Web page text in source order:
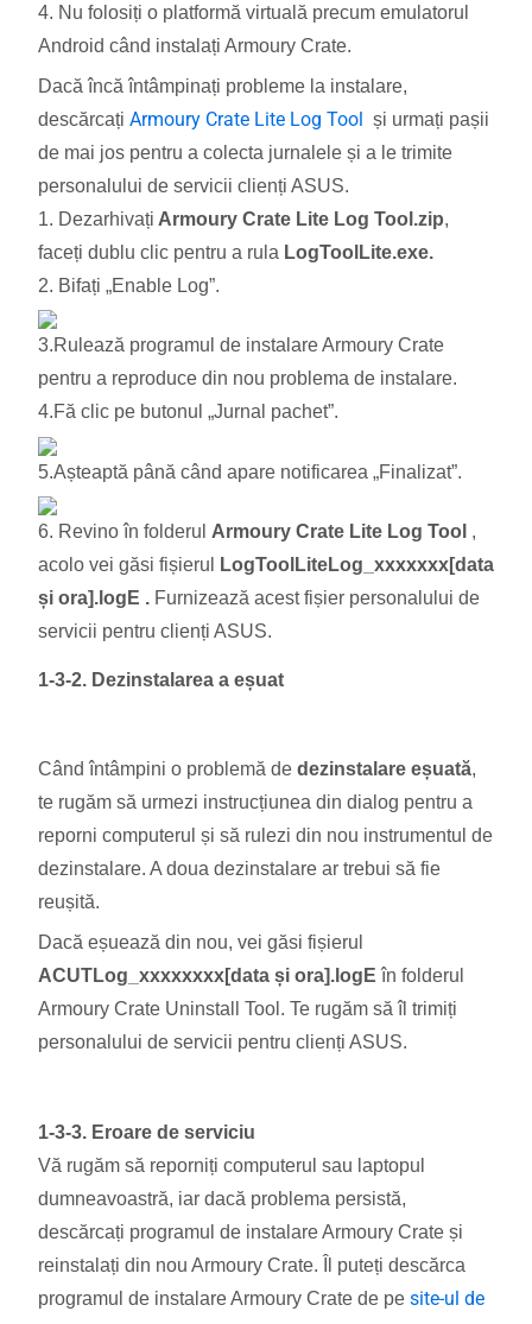
4. Nu folosiți o platformă virtuală precum emulatorul
Android când instalați Armoury Crate.
Dacă încă întâmpinați probleme la instalare,
descărcați Armoury Crate Lite Log Tool și urmați pașii
de mai jos pentru a colecta jurnalele și a le trimite
personalului de servicii clienți ASUS.
1. Dezarhivați Armoury Crate Lite Log Tool.zip,
faceți dublu clic pentru a rula LogToolLite.exe.
2. Bifați „Enable Log”.
3.Rulează programul de instalare Armoury Crate
pentru a reproduce din nou problema de instalare.
4.Fă clic pe butonul „Jurnal pachet”.
5.Așteaptă până când apare notificarea „Finalizat”.
6. Revino în folderul Armoury Crate Lite Log Tool ,
acolo vei găsi fișierul
LogToolLiteLog_xxxxxxx[data
și ora].logE . Furnizează acest fișier personalului de
servicii pentru clienți ASUS.
1-3-2. Dezinstalarea a eșuat
Când întâmpini o problemă de dezinstalare eșuată,
te rugăm să urmezi instrucțiunea din dialog pentru a
reporni computerul și să rulezi din nou instrumentul de
dezinstalare. A doua dezinstalare ar trebui să fie
reușită.
Dacă eșuează din nou, vei găsi fișierul
ACUTLog_xxxxxxxx[data și ora].logE în folderul
Armoury Crate Uninstall Tool. Te rugăm să îl trimiți
personalului de servicii pentru clienți ASUS.
1-3-3. Eroare de serviciu
Vă rugăm să reporniți computerul sau laptopul
dumneavoastră, iar dacă problema persistă,
descărcați programul de instalare Armoury Crate și
reinstalați din nou Armoury Crate. Îl puteți descărca
programul de instalare Armoury Crate de pe site-ul de